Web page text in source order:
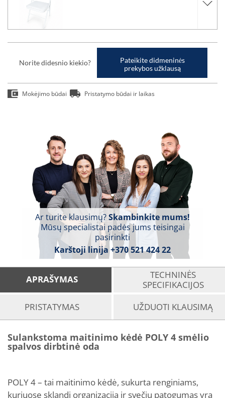
Norite didesnio kiekio?
Pateikite didmeninės
prekybos užklausą
Mokėjimo būdai Pristatymo būdai ir laikas
Ar turite klausimų?Skambinkite mums!
Mūsų specialistai padės jums teisingai
pasirinkti
Karštoji linija +370 521 424 22
APRAŠYMAS
TECHNINĖS
SPECIFIKACIJOS
PRISTATYMAS
UŽDUOTI KLAUSIMĄ
Sulankstoma maitinimo kėdė POLY 4 smėlio
spalvos dirbtinė oda
POLY 4 – tai maitinimo kėdė, sukurta renginiams,
kuriuose sklandi organizacija ir svečių patogumas yra